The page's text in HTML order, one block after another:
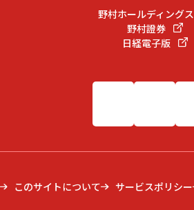
野村ホールディングス
野村證券
日経電子版
このサイトについて サービスポリシー